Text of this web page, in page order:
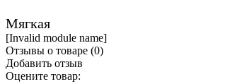
Мягкая
[Invalid module name]
Отзывы о товаре (0)
Добавить отзыв
Оцените товар: